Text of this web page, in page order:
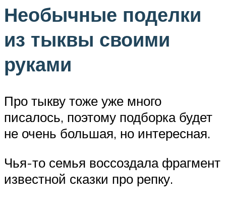
Необычные поделки
из тыквы своими
руками
Про тыкву тоже уже много
писалось, поэтому подборка будет
не очень большая, но интересная.
Чья-то семья воссоздала фрагмент
известной сказки про репку.